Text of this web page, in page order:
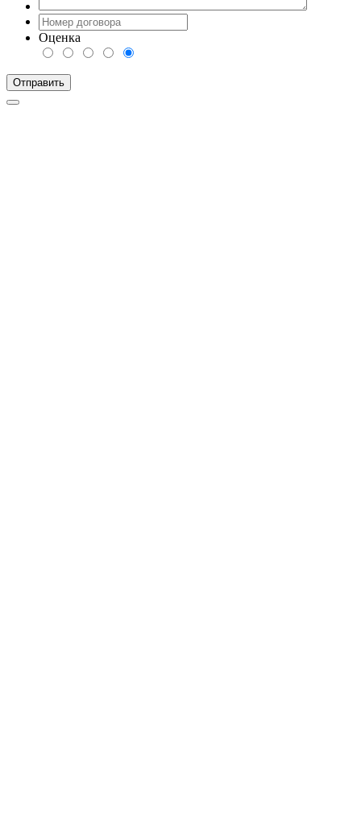
Оценка